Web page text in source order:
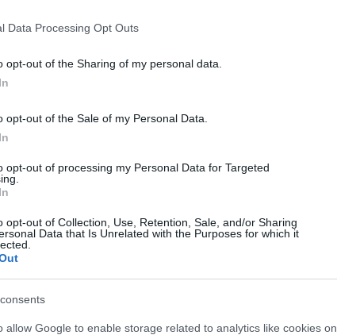
Data Processing Opt Outs
opt-out of the Sharing of my personal data.
opt-out of the Sale of my Personal Data.
opt-out of processing my Personal Data for Targeted
opt-out of Collection, Use, Retention, Sale, and/or Sharing
Data that Is Unrelated with the Purposes for which it
allow Google to enable storage related to analytics like cookies on
abonenci Dobrego słownika.
SPRAWDŹ